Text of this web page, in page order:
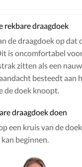
rekbare draagdoek
de draagdoek op dat
is oncomfortabel
zitten als een
besteedt aan
de doek knoopt.
draagdoek doen
een kruis van de
beginnen.